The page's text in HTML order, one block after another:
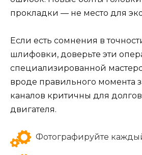
прокладки — не место для
Если есть сомнения в
шлифовки, доверьте эти
специализированной
вроде правильного момента
каналов критичны для
двигателя.
Фотографируйте